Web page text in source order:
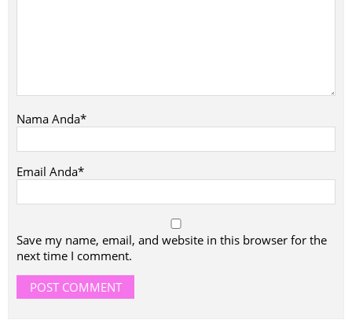
Nama Anda*
Email Anda*
Save my name, email, and website in this browser for the
next time I comment.